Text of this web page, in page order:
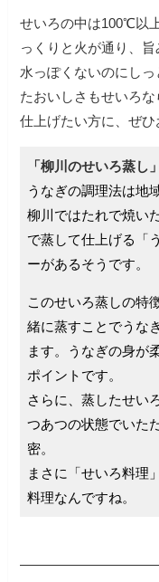
せいろの中は100℃以
っくりと火が通り、旨
水っぽくないのにし
たおいしさもせいろな
仕上げたい方に、ぜひ
「柳川のせいろ蒸し
うなぎの調理法は地
柳川ではたれで焼い
で蒸して仕上げる「
ーがあるそうです。
このせいろ蒸しの特
緒に蒸すことでうな
ます。うなぎの身が
ポイントです。
さらに、蒸したせい
つあつの状態でいた
密。
まさに「せいろ料理
料理なんですね。